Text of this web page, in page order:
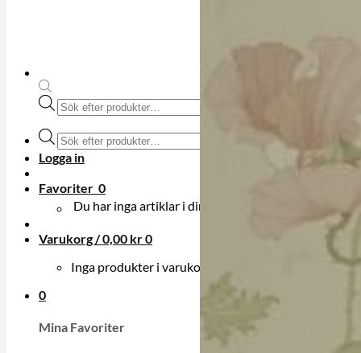
Produktsökning
Produktsökning
Logga in
Favoriter 0
Du har inga artiklar i din onskelista.
Varukorg /0,00 kr0
Inga produkter i varukorgen.
0
Mina Favoriter